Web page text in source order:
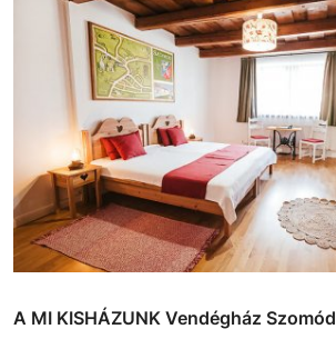
A MI KISHÁZUNK Vendégház Szomód